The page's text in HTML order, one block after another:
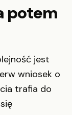
potem
jest
wniosek o
trafia do